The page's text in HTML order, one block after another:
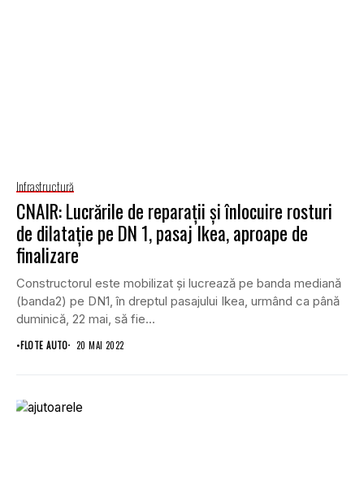
Infrastructură
CNAIR: Lucrările de reparaţii şi înlocuire rosturi
de dilataţie pe DN 1, pasaj Ikea, aproape de
finalizare
Constructorul este mobilizat şi lucrează pe banda mediană
(banda2) pe DN1, în dreptul pasajului Ikea, urmând ca până
duminică, 22 mai, să fie...
•FLOTE AUTO 20 MAI 2022